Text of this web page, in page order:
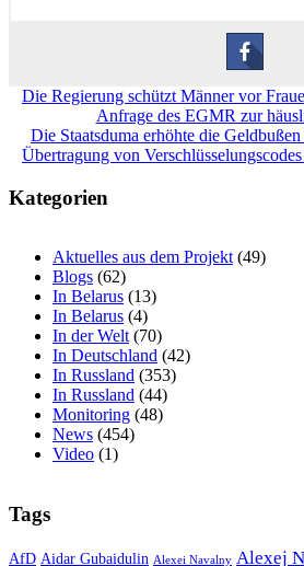
Beitragsnavigation
Die Regierung schützt Männer vor
Anfrage des EGMR zur
Die Staatsduma erhöhte die
Übertragung von
Kategorien
Aktuelles aus dem Projekt(49)
Blogs (62)
In Belarus (13)
In Belarus (4)
In der Welt(70)
In Deutschland (42)
In Russland (353)
In Russland (44)
Monitoring (48)
News (454)
Video (1)
Tags
AfD Aidar Gubaidulin Alexei Navalny Alexej